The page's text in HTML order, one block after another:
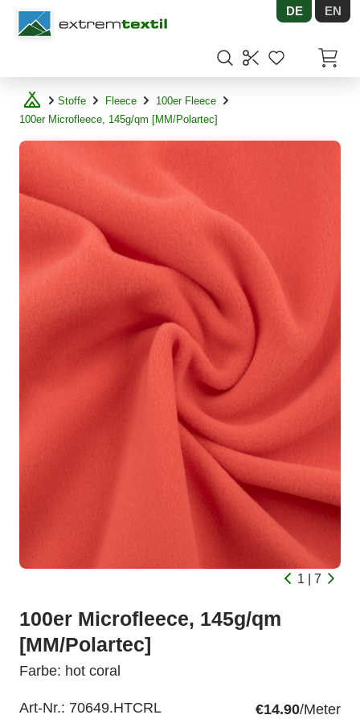
Shopware DE EN
Stoffe Fleece
100er Fleece
100er Microfleece, 145g/qm [MM/Polartec]
1 | 7
100er Microfleece, 145g/qm
[MM/Polartec]
Farbe: hot coral
Art-Nr.: 70649.HTCRL €14.90/Meter